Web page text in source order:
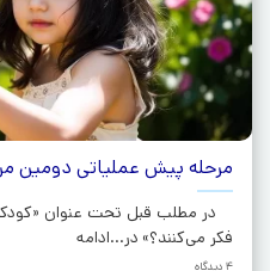
مرحله پیش عملیاتی دومین
در مطلب قبل تحت عنوان
فکر می‌کنند؟» در...ادامه
4 دیدگاه